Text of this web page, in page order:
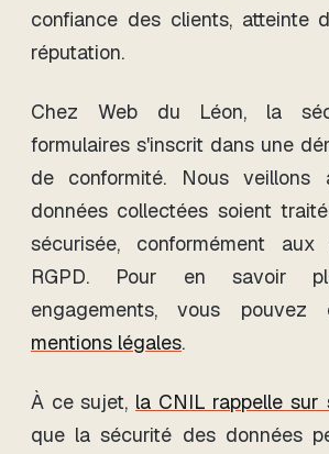
confiance des clients, atteinte
réputation.
Chez Web du Léon, la
formulaires s'inscrit dans une
de conformité. Nous
données collectées soient
sécurisée, conformément
RGPD. Pour en savoir
engagements, vous pouvez
mentions légales.
À ce sujet, la CNIL rappelle sur
que la sécurité des données